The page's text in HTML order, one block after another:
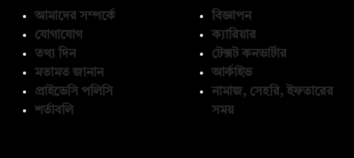
আমাদের সম্পর্কে
যোগাযোগ
তথ্য দিন
মতামত জানান
প্রাইভেসি পলিসি
শর্তাবলি
বিজ্ঞাপন
ক্যারিয়ার
টেক্সট কনভার্টার
আর্কাইভ
নামাজ, সেহরি, ইফতারের
সময়